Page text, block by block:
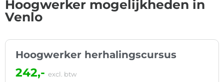
Hoogwerker mogelijkheden in
Venlo
Hoogwerker herhalingscursus
242,- excl. btw